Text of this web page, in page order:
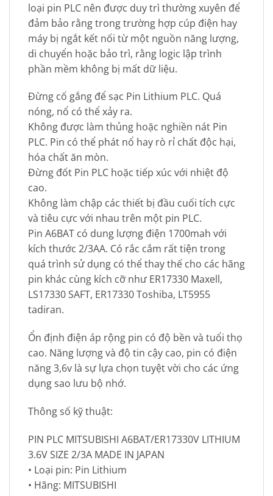
loại pin PLC nên được duy trì thường xuyên để
đảm bảo rằng trong trường hợp cúp điện hay
máy bị ngắt kết nối từ một nguồn năng lượng,
di chuyển hoặc bảo trì, rằng logic lập trình
phần mềm không bị mất dữ liệu.
Đừng cố gắng để sạc Pin Lithium PLC. Quá
nóng, nổ có thể xảy ra.
Không được làm thủng hoặc nghiền nát Pin
PLC. Pin có thể phát nổ hay rò rỉ chất độc hại,
hóa chất ăn mòn.
Đừng đốt Pin PLC hoặc tiếp xúc với nhiệt độ
cao.
Không làm chập các thiết bị đầu cuối tích cực
và tiêu cực với nhau trên một pin PLC.
Pin A6BAT có dung lượng điện 1700mah với
kích thước 2/3AA. Có rắc cắm rất tiện trong
quá trình sử dụng có thể thay thế cho các hãng
pin khác cùng kích cỡ như ER17330 Maxell,
LS17330 SAFT, ER17330 Toshiba, LT5955
tadiran.
Ổn định điện áp rộng pin có độ bền và tuổi thọ
cao. Năng lượng và độ tin cậy cao, pin có điện
năng 3,6v là sự lựa chọn tuyệt vời cho các ứng
dụng sao lưu bộ nhớ.
Thông số kỹ thuật:
PIN PLC MITSUBISHI A6BAT/ER17330V LITHIUM
3.6V SIZE 2/3A MADE IN JAPAN
• Loại pin: Pin Lithium
• Hãng: MITSUBISHI